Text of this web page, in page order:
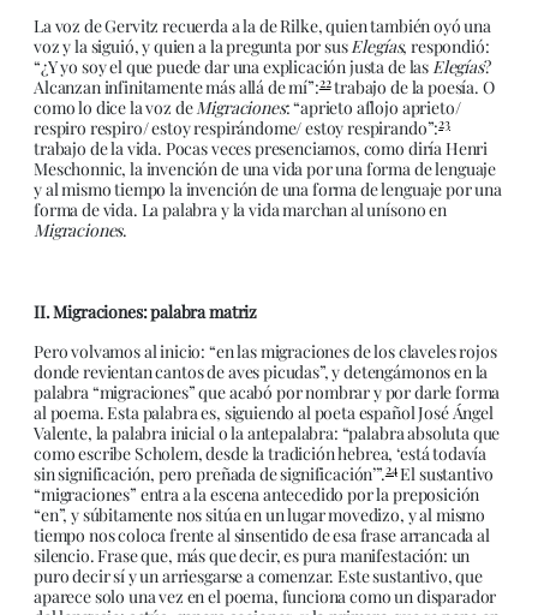
La voz de Gervitz recuerda a la de Rilke, quien también oyó una
voz y la siguió, y quien a la pregunta por susElegías, respondió:
“¿Y yo soy el que puede dar una explicación justa de lasElegías?
Alcanzan infinitamente más allá de mí”:22trabajo de la poesía. O
como lo dice la voz deMigraciones: “aprieto aflojo aprieto/
respiro respiro/ estoy respirándome/ estoy respirando”:23
trabajo de la vida. Pocas veces presenciamos, como diría Henri
Meschonnic, la invención de una vida por una forma de lenguaje
y al mismo tiempo la invención de una forma de lenguaje por una
forma de vida. La palabra y la vida marchan al unísono en
Migraciones.
II. Migraciones: palabra matriz
Pero volvamos al inicio: “en las migraciones de los claveles rojos
donde revientan cantos de aves picudas”, y detengámonos en la
palabra “migraciones” que acabó por nombrar y por darle forma
al poema. Esta palabra es, siguiendo al poeta español José Ángel
Valente, la palabra inicial o la antepalabra: “palabra absoluta que
como escribe Scholem, desde la tradición hebrea, ‘está todavía
sin significación, pero preñada de significación’”.24El sustantivo
“migraciones” entra a la escena antecedido por la preposición
“en”, y súbitamente nos sitúa en un lugar movedizo, y al mismo
tiempo nos coloca frente al sinsentido de esa frase arrancada al
silencio. Frase que, más que decir, es pura manifestación: un
puro decir sí y un arriesgarse a comenzar. Este sustantivo, que
aparece solo una vez en el poema, funciona como un disparador